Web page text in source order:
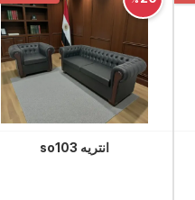
انتريه so103